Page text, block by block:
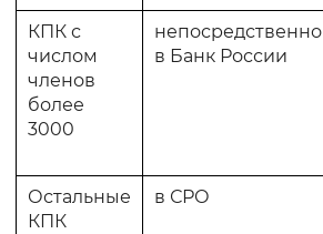
КПК с
числом
членов
более
3000
непосредственно
в Банк России
Остальные
КПК
в СРО